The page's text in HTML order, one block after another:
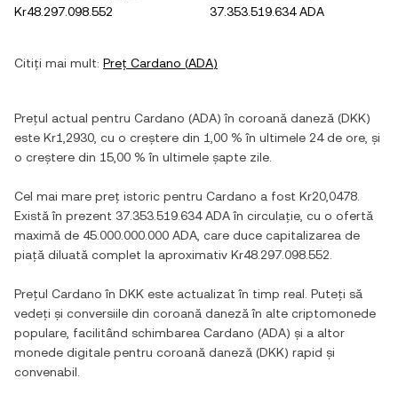
Kr48.297.098.552
37.353.519.634 ADA
Citiți mai mult: Preț Cardano (ADA)
Prețul actual pentru Cardano (ADA) în coroană daneză (DKK)
este Kr1,2930 , cu o creștere din 1,00 % în ultimele 24 de ore, și
o creștere din 15,00 % în ultimele șapte zile.
Cel mai mare preț istoric pentru Cardano a fost Kr20,0478
Există în prezent 37.353.519.634 ADAîn circulație, cu o ofertă
maximă de 45.000.000.000 ADA , care duce capitalizarea de
piață diluată complet la aproximativ Kr48.297.098.552
Prețul Cardano în DKK este actualizat în timp real. Puteți să
vedeți și conversiile din coroană daneză în alte criptomonede
populare, facilitând schimbarea Cardano (ADA) și a altor
monede digitale pentru coroană daneză (DKK) rapid și
convenabil.